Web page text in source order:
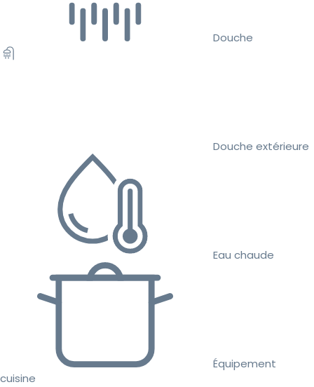
Douche
Douche extérieure
Eau chaude
Équipement
cuisine